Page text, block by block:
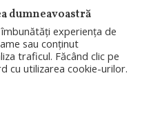
dumneavoastră
experiența de
sau conținut
traficul. Făcând clic pe
cu utilizarea cookie-urilor.